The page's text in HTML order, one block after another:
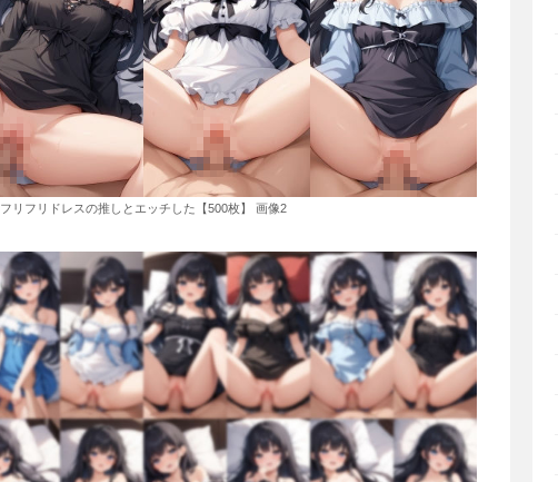
フリフリドレスの推しとエッチした【500枚】 画像2